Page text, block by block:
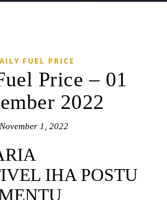
FUEL PRICE
Price – 01
2022
November 1, 2022
IHA POSTU